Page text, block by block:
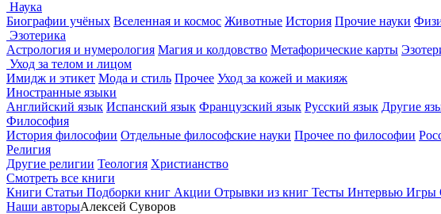
Наука
Биографии учёных Вселенная и космос Животные История Прочие науки
Эзотерика
Астрология и нумерология Магия и колдовство Метафорические карты
Уход за телом и лицом
Имидж и этикет Мода и стиль Прочее Уход за кожей и макияж
Иностранные языки
Английский язык Испанский язык Французский язык Русский язык Другие
Философия
История философии Отдельные философские науки Прочее по философии
Религия
Другие религии Теология Христианство
Смотреть все книги
Книги Статьи Подборки книг Акции Отрывки из книг Тесты Интервью Игры
Наши авторыАлексей Суворов